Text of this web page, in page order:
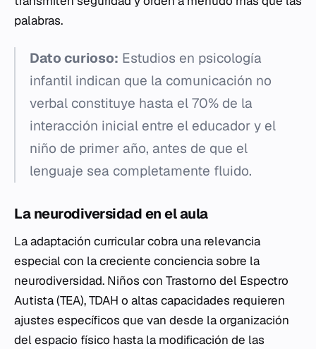
palabras.
Dato curioso: Estudios en psicología
infantil indican que la comunicación no
verbal constituye hasta el 70% de la
interacción inicial entre el educador y el
niño de primer año, antes de que el
lenguaje sea completamente fluido.
La neurodiversidad en el aula
La adaptación curricular cobra una relevancia
especial con la creciente conciencia sobre la
neurodiversidad. Niños con Trastorno del Espectro
Autista (TEA), TDAH o altas capacidades requieren
ajustes específicos que van desde la organización
del espacio físico hasta la modificación de las